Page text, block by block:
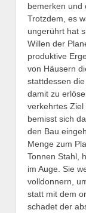
bemerken und
Trotzdem, es
ungerührt hat
Willen der
produktive
von Häusern
stattdessen die
damit zu
verkehrtes
bemisst sich
den Bau
Menge zum
Tonnen Stahl,
im Auge. Sie
volldonnern,
statt mit dem
schadet der